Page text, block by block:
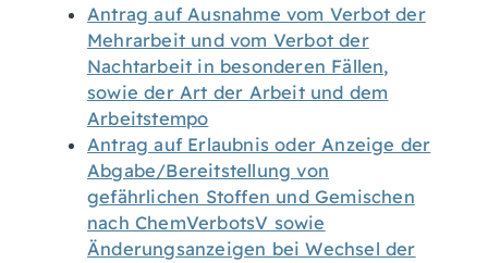
Antrag auf Ausnahme vom Verbot der
Mehrarbeit und vom Verbot der
Nachtarbeit in besonderen Fällen,
sowie der Art der Arbeit und dem
Arbeitstempo
Antrag auf Erlaubnis oder Anzeige der
Abgabe/Bereitstellung von
gefährlichen Stoffen und Gemischen
nach ChemVerbotsV sowie
Änderungsanzeigen bei Wechsel der